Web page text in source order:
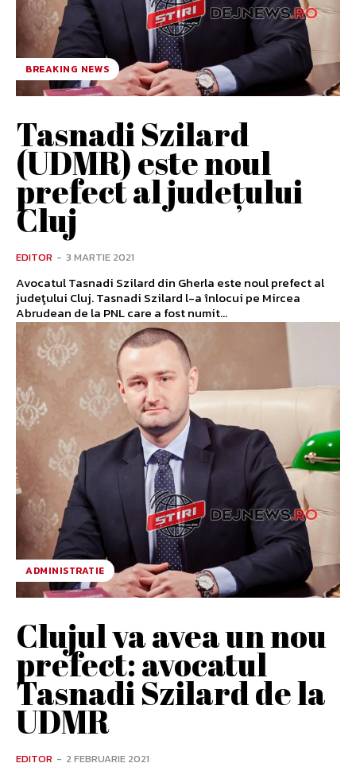
BREAKING NEWS
Tasnadi Szilard
(UDMR) este noul
prefect al judeţului
Cluj
EDITOR - 3 MARTIE 2021
Avocatul Tasnadi Szilard din Gherla este noul prefect al
judeţului Cluj. Tasnadi Szilard l-a înlocui pe Mircea
Abrudean de la PNL care a fost numit...
ADMINISTRATIE
Clujul va avea un nou
prefect: avocatul
Tasnadi Szilard de la
UDMR
EDITOR - 2 FEBRUARIE 2021